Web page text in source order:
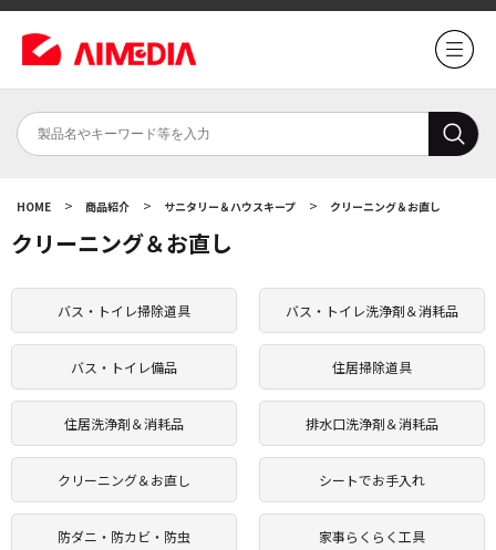
HOME > 商品紹介 > サニタリー＆ハウスキープ > クリーニング＆お直し
クリーニング＆お直し
バス・トイレ掃除道具 バス・トイレ洗浄剤＆消耗品
バス・トイレ備品 住居掃除道具
住居洗浄剤＆消耗品 排水口洗浄剤＆消耗品
クリーニング＆お直し シートでお手入れ
防ダニ・防カビ・防虫 家事らくらく工具